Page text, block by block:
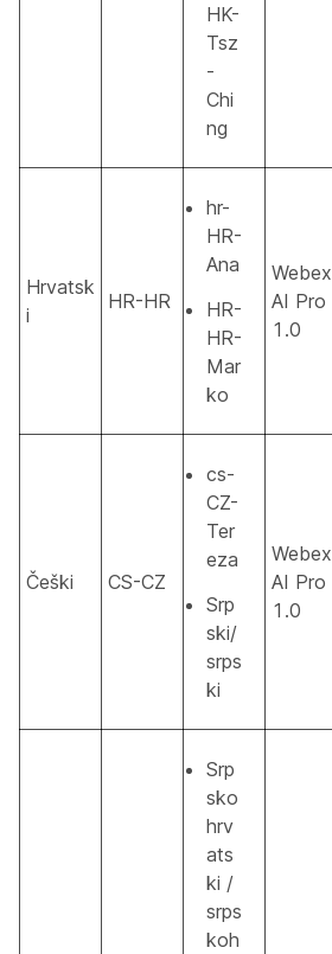
HK-
Tsz
-
Chi
ng
Hrvatsk
i
HR-HR
hr-
HR-
Ana
HR-
HR-
Mar
ko
Webex
AI Pro
1.0
Češki CS-CZ
cs-
CZ-
Ter
eza
Srp
ski/
srps
ki
Webex
AI Pro
1.0
Srp
sko
hrv
ats
ki /
srps
koh